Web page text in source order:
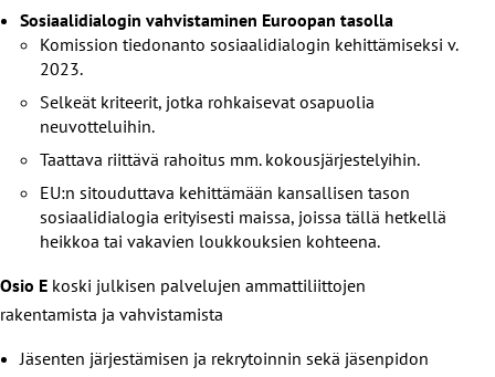
Sosiaalidialogin vahvistaminen Euroopan tasolla
Komission tiedonanto sosiaalidialogin kehittämiseksi v.
2023.
Selkeät kriteerit, jotka rohkaisevat osapuolia
neuvotteluihin.
Taattava riittävä rahoitus mm. kokousjärjestelyihin.
EU:n sitouduttava kehittämään kansallisen tason
sosiaalidialogia erityisesti maissa, joissa tällä hetkellä
heikkoa tai vakavien loukkouksien kohteena.
Osio E koski julkisen palvelujen ammattiliittojen
rakentamista ja vahvistamista
Jäsenten järjestämisen ja rekrytoinnin sekä jäsenpidon